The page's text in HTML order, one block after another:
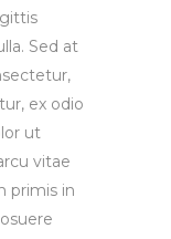
Sed at
ex odio
ut
vitae
primis in